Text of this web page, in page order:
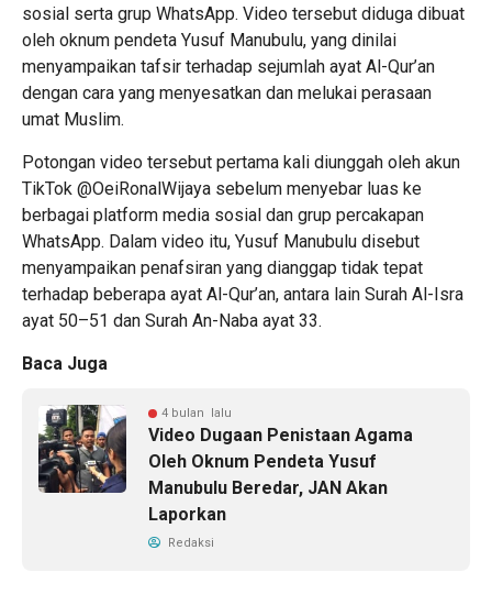
sosial serta grup WhatsApp. Video tersebut diduga dibuat
oleh oknum pendeta Yusuf Manubulu, yang dinilai
menyampaikan tafsir terhadap sejumlah ayat Al-Qur’an
dengan cara yang menyesatkan dan melukai perasaan
umat Muslim.
Potongan video tersebut pertama kali diunggah oleh akun
TikTok @OeiRonalWijaya sebelum menyebar luas ke
berbagai platform media sosial dan grup percakapan
WhatsApp. Dalam video itu, Yusuf Manubulu disebut
menyampaikan penafsiran yang dianggap tidak tepat
terhadap beberapa ayat Al-Qur’an, antara lain Surah Al-Isra
ayat 50–51 dan Surah An-Naba ayat 33.
Baca Juga
4 bulan lalu
Video Dugaan Penistaan Agama
Oleh Oknum Pendeta Yusuf
Manubulu Beredar, JAN Akan
Laporkan
Redaksi